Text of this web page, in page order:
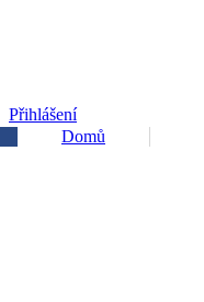
Přihlášení
Domů